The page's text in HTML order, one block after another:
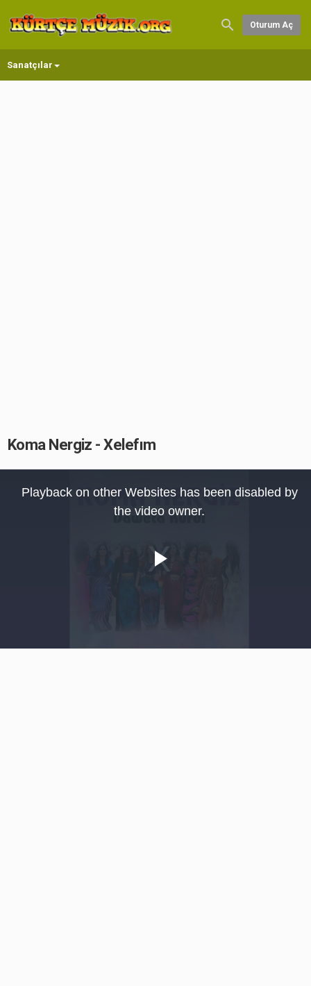
Oturum Aç
Sanatçılar
Koma Nergiz - Xelefım
Video
Playback on other Websites has been disabled by
the video owner.